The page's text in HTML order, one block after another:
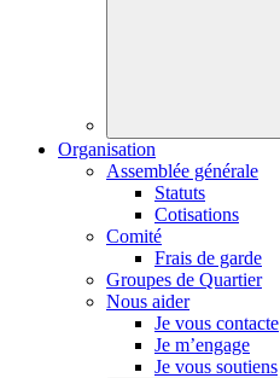
Organisation
Assemblée générale
Statuts
Cotisations
Comité
Frais de garde
Groupes de Quartier
Nous aider
Je vous contacte
Je m’engage
Je vous soutiens